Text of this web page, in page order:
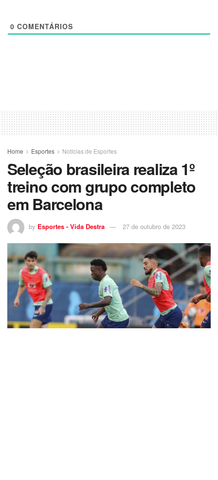
0 COMENTÁRIOS
Home Esportes Notícias de Esportes
Seleção brasileira realiza 1º
treino com grupo completo
em Barcelona
by Esportes - Vida Destra 27 de outubro de 2023